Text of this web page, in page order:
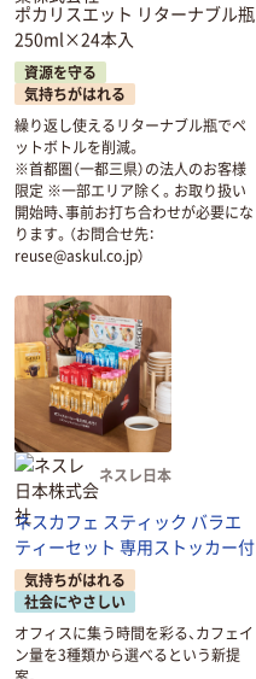
ポカリスエット リターナブル瓶
250ml×24本入
資源を守る
気持ちがはれる
繰り返し使えるリターナブル瓶でペ
ットボトルを削減。
※首都圏（一都三県）の法人のお客様
限定 ※一部エリア除く。お取り扱い
開始時、事前お打ち合わせが必要にな
ります。（お問合せ先：
reuse@askul.co.jp）
ネスレ日本
ネスカフェ スティック バラエ
ティーセット 専用ストッカー付
気持ちがはれる
社会にやさしい
オフィスに集う時間を彩る、カフェイ
ン量を3種類から選べるという新提